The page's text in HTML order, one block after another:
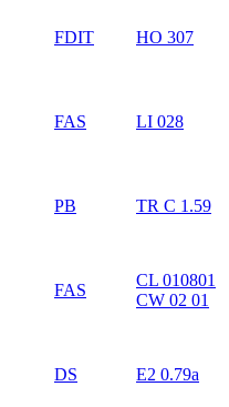
FDIT HO 307
FAS LI 028
PB TR C 1.59
FAS
CL 010801
CW 02 01
DS E2 0.79a